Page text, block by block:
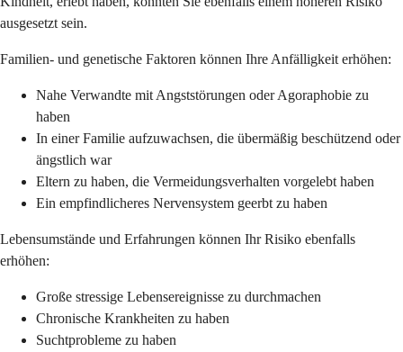
ausgesetzt sein.
Familien- und genetische Faktoren können Ihre Anfälligkeit erhöhen:
Nahe Verwandte mit Angststörungen oder Agoraphobie zu
haben
In einer Familie aufzuwachsen, die übermäßig beschützend oder
ängstlich war
Eltern zu haben, die Vermeidungsverhalten vorgelebt haben
Ein empfindlicheres Nervensystem geerbt zu haben
Lebensumstände und Erfahrungen können Ihr Risiko ebenfalls
erhöhen:
Große stressige Lebensereignisse zu durchmachen
Chronische Krankheiten zu haben
Suchtprobleme zu haben